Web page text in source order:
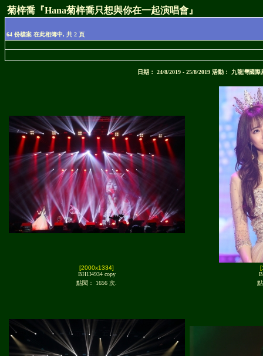
菊梓喬『Hana菊梓喬只想與你在一起演唱會』
64 份檔案 在此相簿中, 共 2 頁
日期： 24/8/2019 - 25/8/2019 活動： 九龍灣國
[2000x1334]
BH1I4934 copy
點閱： 1656 次.